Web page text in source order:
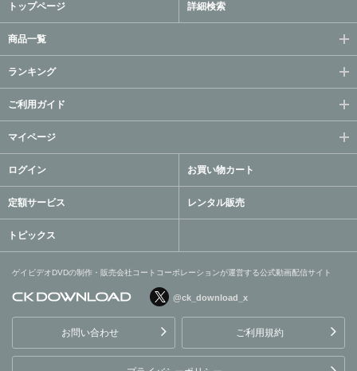
トップページ 詳細検索
商品一覧
ランキング
ご利用ガイド
マイページ
ログイン お買い物カート
定額サービス レンタル販売
トピックス
ゲイビデオDVDの制作・販売会社コートコーポレーションが運営する公式動画配信サイト
ョンが運営する公式動画配
信サイト
@ck_download_x
お問い合わせ ご利用規約